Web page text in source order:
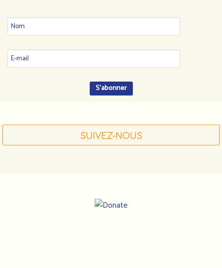
SUIVEZ-NOUS